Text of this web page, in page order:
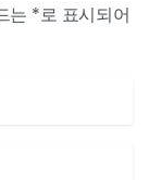
는 *로 표시되어